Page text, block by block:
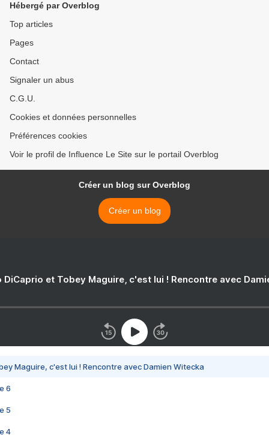
Hébergé par Overblog
Top articles
Pages
Contact
Signaler un abus
C.G.U.
Cookies et données personnelles
Préférences cookies
Voir le profil de Influence Le Site sur le portail Overblog
Créer un blog sur Overblog
Créer un blog
DiCaprio et Tobey Maguire, c'est lui ! Rencontre avec
Maguire, c'est lui ! Rencontre avec Damien Witecka
6
5
4